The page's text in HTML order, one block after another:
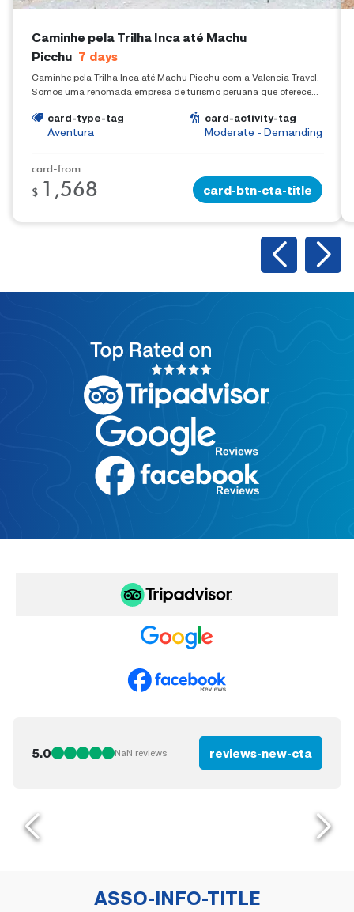
Caminhe pela Trilha Inca até Machu
Picchu 7 days
Caminhe pela Trilha Inca até Machu Picchu com a Valencia Travel.
Somos uma renomada empresa de turismo peruana que oferece
card-type-tag
Aventura
card-activity-tag
Moderate - Demanding
card-from
$ 1,568 card-btn-cta-title
5.0 NaN reviews reviews-new-cta
ASSO-INFO-TITLE